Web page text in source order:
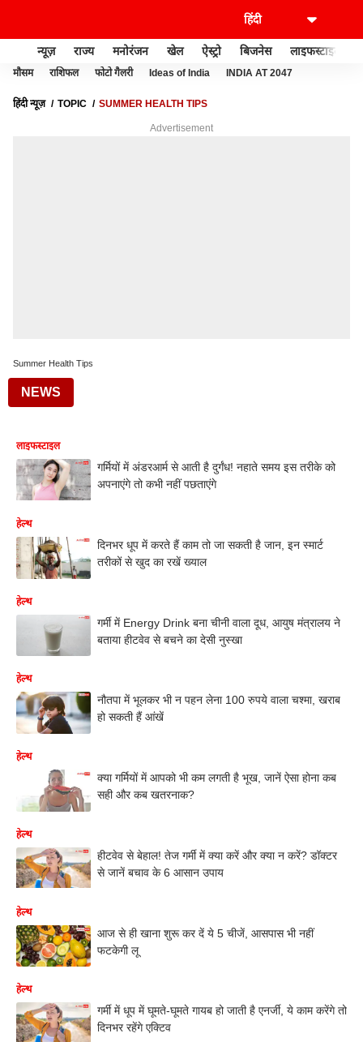
न्यूज़ राज्य मनोरंजन खेल ऐस्ट्रो बिजनेस लाइफस्टाइल
मौसम राशिफल फोटो गैलरी Ideas of India INDIA AT 2047
हिंदी न्यूज़ TOPIC SUMMER HEALTH TIPS
Advertisement
Summer Health Tips
NEWS
लाइफस्टाइल
गर्मियों में अंडरआर्म से आती है दुर्गंध! नहाते समय इस तरीके को
अपनाएंगे तो कभी नहीं पछताएंगे
हेल्थ
दिनभर धूप में करते हैं काम तो जा सकती है जान, इन स्मार्ट
तरीकों से खुद का रखें ख्याल
हेल्थ
गर्मी में Energy Drink बना चीनी वाला दूध, आयुष मंत्रालय ने
बताया हीटवेव से बचने का देसी नुस्खा⁩
हेल्थ
नौतपा में भूलकर भी न पहन लेना 100 रुपये वाला चश्मा, खराब
हो सकती हैं आंखें
हेल्थ
क्या गर्मियों में आपको भी कम लगती है भूख, जानें ऐसा होना कब
सही और कब खतरनाक?
हेल्थ
हीटवेव से बेहाल! तेज गर्मी में क्या करें और क्या न करें? डॉक्टर
से जानें बचाव के 6 आसान उपाय
हेल्थ
आज से ही खाना शुरू कर दें ये 5 चीजें, आसपास भी नहीं
फटकेगी लू
हेल्थ
गर्मी में धूप में घूमते-घूमते गायब हो जाती है एनर्जी, ये काम करेंगे तो
दिनभर रहेंगे एक्टिव